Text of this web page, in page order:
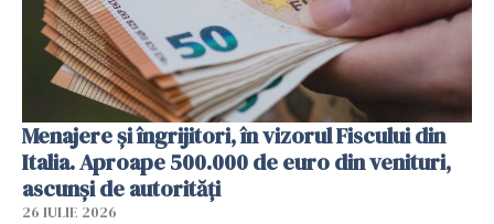
Menajere și îngrijitori, în vizorul Fiscului din
Italia. Aproape 500.000 de euro din venituri,
ascunși de autorități
26 IULIE 2026